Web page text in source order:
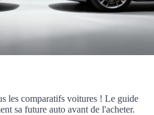
les comparatifs voitures ! Le guide
sa future auto avant de l'acheter.